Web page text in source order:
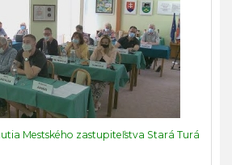
Mestského zastupiteľstva Stará Turá